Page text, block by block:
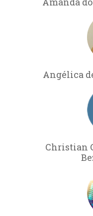
Angélica
Christian